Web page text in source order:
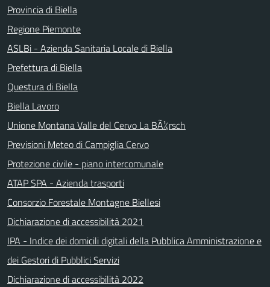
Provincia di Biella
Regione Piemonte
ASLBi - Azienda Sanitaria Locale di Biella
Prefettura di Biella
Questura di Biella
Biella Lavoro
Unione Montana Valle del Cervo La BÃ¼rsch
Previsioni Meteo di Campiglia Cervo
Protezione civile - piano intercomunale
ATAP SPA - Azienda trasporti
Consorzio Forestale Montagne Biellesi
Dichiarazione di accessibilità 2021
IPA - Indice dei domicili digitali della Pubblica Amministrazione e
dei Gestori di Pubblici Servizi
Dichiarazione di accessibilità 2022